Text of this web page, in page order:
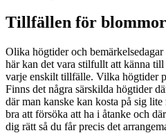
Tillfällen för blommor
Olika högtider och
här kan det vara stilfullt att känna
varje enskilt tillfälle. Vilka högtider passar ljusa färger bäst till?
Finns det några särskilda högtider
där man kanske kan kosta på sig lite mer än
bra att försöka att ha i åtanke och
dig rätt så du får precis det